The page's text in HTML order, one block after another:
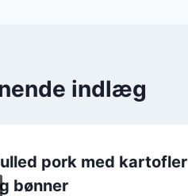
indlæg
pork med kartofler
bønner